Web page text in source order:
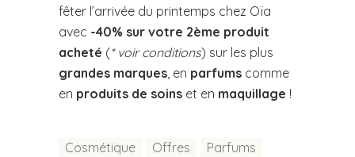
fêter l’arrivée du printemps chez Oïa
avec -40% sur votre 2ème produit
acheté (* voir conditions) sur les plus
grandes marques, en parfums comme
en produits de soins et en maquillage !
Cosmétique Offres
Parfums